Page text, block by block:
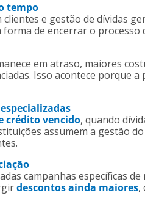
tempo
e gestão de dívidas
de encerrar o processo
em atraso, maiores
Isso acontece porque
crédito vencido, quando
assumem a gestão
campanhas específicas
descontos ainda maiores,